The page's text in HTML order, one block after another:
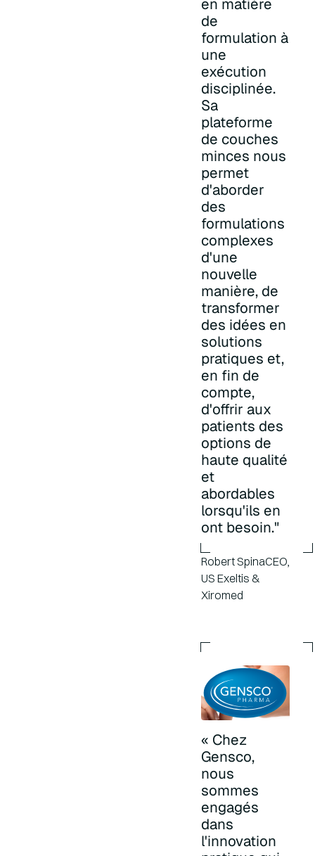
de
formulation à
une
exécution
disciplinée.
Sa
plateforme
de couches
minces nous
permet
d'aborder
des
formulations
complexes
d'une
nouvelle
manière, de
transformer
des idées en
solutions
pratiques et,
en fin de
compte,
d'offrir aux
patients des
options de
haute qualité
et
abordables
lorsqu'ils en
ont besoin."
Robert SpinaCEO,
US Exeltis &
Xiromed
« Chez
Gensco,
nous
sommes
engagés
dans
l'innovation